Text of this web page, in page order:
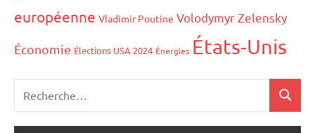
européenne Vladimir Poutine Volodymyr Zelensky
Économie Élections USA 2024 Énergies États-Unis